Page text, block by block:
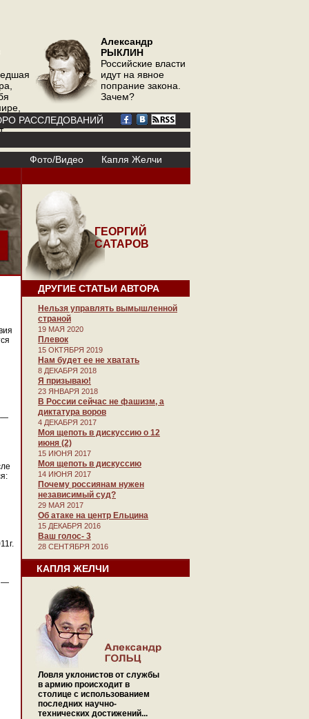
Александр
РЫКЛИН
Российские власти
идут на явное
попрание закона.
Зачем?
РАССЛЕДОВАНИЙ
Фото/Видео
Капля Желчи
—
—
ГЕОРГИЙ
САТАРОВ
ДРУГИЕ СТАТЬИ АВТОРА
Нельзя управлять вымышленной
страной
19 МАЯ 2020
Плевок
15 ОКТЯБРЯ 2019
Нам будет ее не хватать
8 ДЕКАБРЯ 2018
Я призываю!
23 ЯНВАРЯ 2018
В России сейчас не фашизм, а
диктатура воров
4 ДЕКАБРЯ 2017
Моя щепоть в дискуссию о 12
июня (2)
15 ИЮНЯ 2017
Моя щепоть в дискуссию
14 ИЮНЯ 2017
Почему россиянам нужен
независимый суд?
29 МАЯ 2017
Об атаке на центр Ельцина
15 ДЕКАБРЯ 2016
Ваш голос- 3
28 СЕНТЯБРЯ 2016
КАПЛЯ ЖЕЛЧИ
Ловля уклонистов от службы
в армию происходит в
столице с использованием
последних научно-
технических достижений...